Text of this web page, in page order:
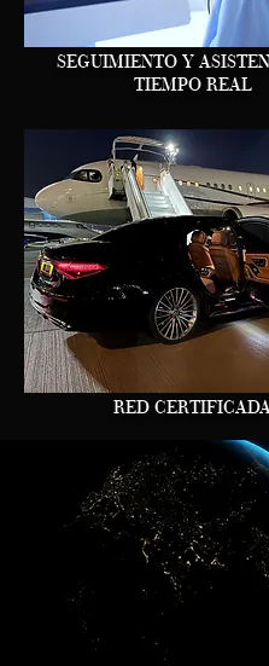
SEGUIMIENTO Y
TIEMPO REAL
RED